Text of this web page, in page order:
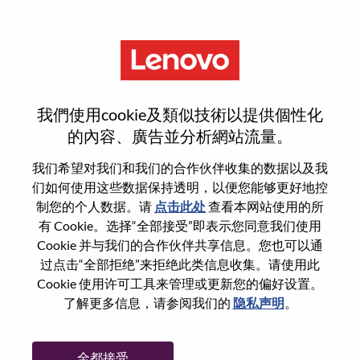
我們使用cookie及類似技術以提供個性化
的內容、廣告並分析網站流量。
我们希望对我们和我们的合作伙伴收集的数据以及我
们如何使用这些数据保持透明，以便您能够更好地控
制您的个人数据。请 点击此处查看本网站使用的所
有 Cookie。选择“全部接受”即表示您同意我们使用
Cookie 并与我们的合作伙伴共享信息。您也可以通
过点击“全部拒绝”来拒绝此类信息收集。请使用此
Cookie 使用许可工具来管理或更新您的偏好设置。
了解更多信息，请参阅我们的 隐私声明。
AI Technical Architect
基本信息
职位编号:WD00099987
工作领域:Research/Development
国家/地区: 中国
北京（Beijing）